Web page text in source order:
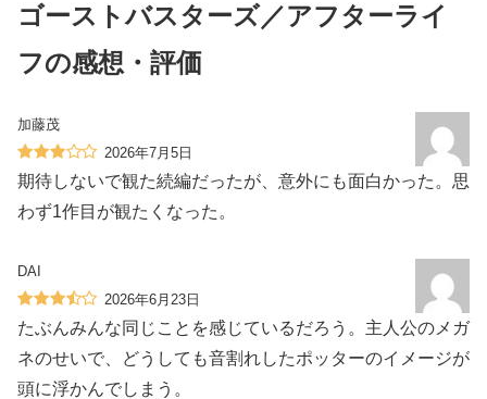
ゴーストバスターズ／アフターライ
フの感想・評価
加藤茂
2026年7月5日
期待しないで観た続編だったが、意外にも面白かった。思
わず1作目が観たくなった。
DAI
2026年6月23日
たぶんみんな同じことを感じているだろう。主人公のメガ
ネのせいで、どうしても音割れしたポッターのイメージが
頭に浮かんでしまう。